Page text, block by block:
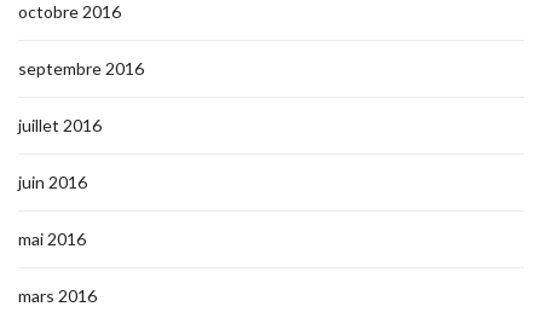
octobre 2016
septembre 2016
juillet 2016
juin 2016
mai 2016
mars 2016